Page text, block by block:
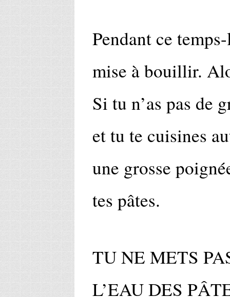
Pendant ce
mise à bouillir.
Si tu n’as pas de
et tu te cuisines
une grosse
tes pâtes.
TU NE METS
L’EAU DES